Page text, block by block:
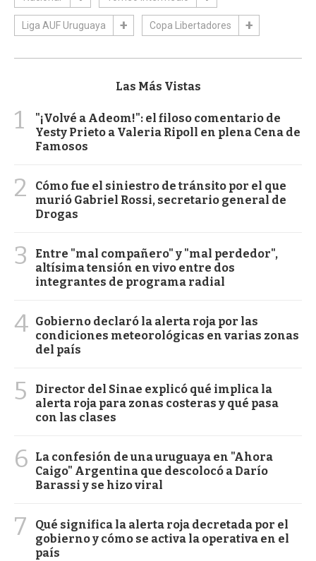
Liga AUF Uruguaya Copa Libertadores
Las Más Vistas
1
"¡Volvé a Adeom!": el filoso comentario de
Yesty Prieto a Valeria Ripoll en plena Cena de
Famosos
2
Cómo fue el siniestro de tránsito por el que
murió Gabriel Rossi, secretario general de
Drogas
3
Entre "mal compañero" y "mal perdedor",
altísima tensión en vivo entre dos
integrantes de programa radial
4 Gobierno declaró la alerta roja por las
condiciones meteorológicas en varias zonas
del país
5
Director del Sinae explicó qué implica la
alerta roja para zonas costeras y qué pasa
con las clases
6
La confesión de una uruguaya en "Ahora
Caigo" Argentina que descolocó a Darío
Barassi y se hizo viral
7
Qué significa la alerta roja decretada por el
gobierno y cómo se activa la operativa en el
país